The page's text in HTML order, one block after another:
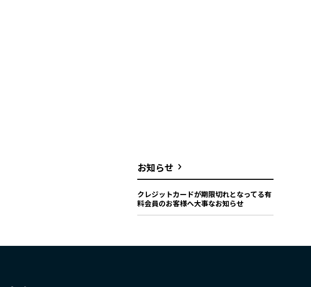
お知らせ
クレジットカードが期限切れとなってる有
料会員のお客様へ大事なお知らせ